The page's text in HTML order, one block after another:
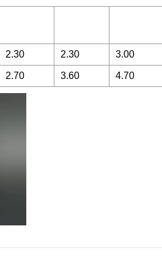
2.30 2.30 3.00
2.70 3.60 4.70